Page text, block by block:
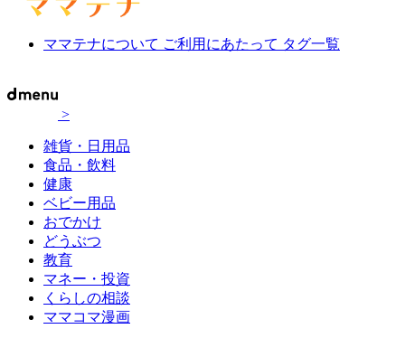
ママテナについて ご利用にあたって タグ一覧
>
雑貨・日用品
食品・飲料
健康
ベビー用品
おでかけ
どうぶつ
教育
マネー・投資
くらしの相談
ママコマ漫画